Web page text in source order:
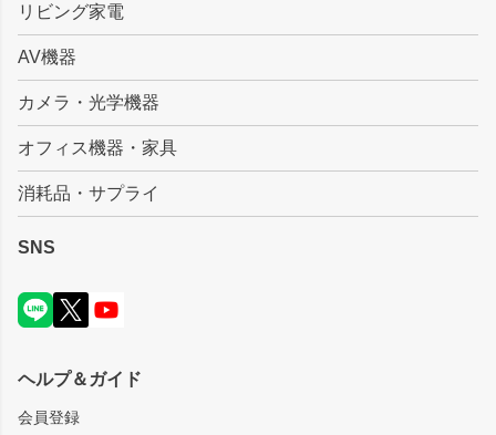
リビング家電
AV機器
カメラ・光学機器
オフィス機器・家具
消耗品・サプライ
SNS
ヘルプ＆ガイド
会員登録